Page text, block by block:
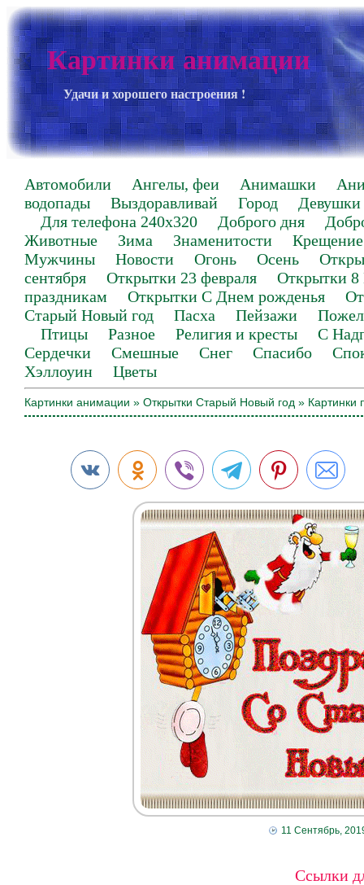
Картинки анимации
Удачи и хорошего настроения !
Автомобили Ангелы, феи Анимашки
водопады
Выздоравливай Город
Девушки
Для телефона 240х320
Доброго дня
Животные
Зима Знаменитости
Крещение
Мужчины
Новости Огонь Осень
сентября
Открытки 23 февраля
Открытки 8
праздникам
Открытки С Днем рожденья
Старый Новый год
Пасха Пейзажи
Птицы
Разное Религия и кресты
С
Сердечки
Смешные Снег Спасибо
Хэллоуин
Цветы
Картинки анимации » Открытки Старый Новый год » Картинки
11 Сентябрь,
Ссылки